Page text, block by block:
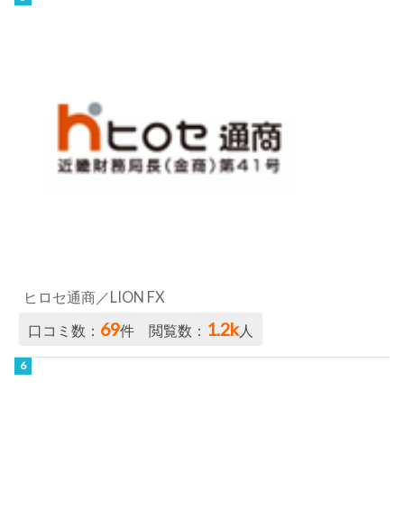
ヒロセ通商／LION FX
口コミ数： 69件 閲覧数： 1.2k人